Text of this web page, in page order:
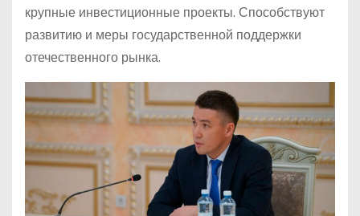
крупные инвестиционные проекты. Способствуют
развитию и меры государственной поддержки
отечественного рынка.